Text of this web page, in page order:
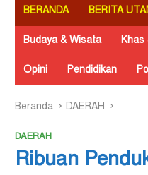
BERANDA BERITA
Budaya & Wisata Khas
Opini Pendidikan
Beranda DAERAH
DAERAH
Ribuan